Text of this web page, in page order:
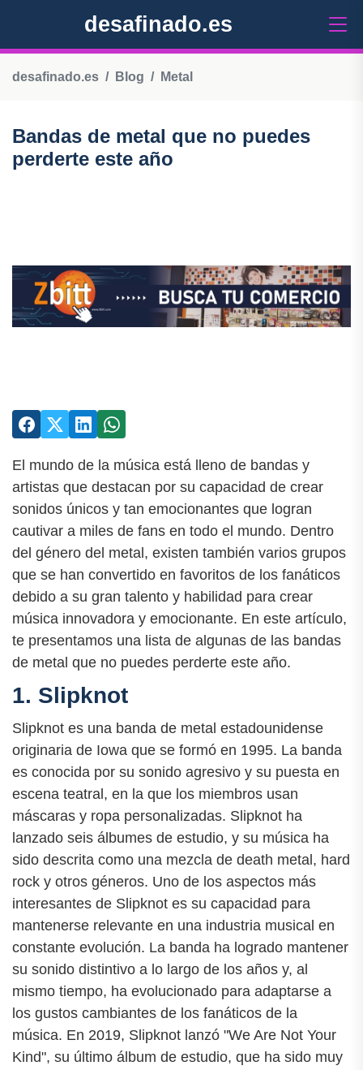
desafinado.es
desafinado.es Blog Metal
Bandas de metal que no puedes
perderte este año
El mundo de la música está lleno de bandas y
artistas que destacan por su capacidad de crear
sonidos únicos y tan emocionantes que logran
cautivar a miles de fans en todo el mundo. Dentro
del género del metal, existen también varios grupos
que se han convertido en favoritos de los fanáticos
debido a su gran talento y habilidad para crear
música innovadora y emocionante. En este artículo,
te presentamos una lista de algunas de las bandas
de metal que no puedes perderte este año.
1. Slipknot
Slipknot es una banda de metal estadounidense
originaria de Iowa que se formó en 1995. La banda
es conocida por su sonido agresivo y su puesta en
escena teatral, en la que los miembros usan
máscaras y ropa personalizadas. Slipknot ha
lanzado seis álbumes de estudio, y su música ha
sido descrita como una mezcla de death metal, hard
rock y otros géneros. Uno de los aspectos más
interesantes de Slipknot es su capacidad para
mantenerse relevante en una industria musical en
constante evolución. La banda ha logrado mantener
su sonido distintivo a lo largo de los años y, al
mismo tiempo, ha evolucionado para adaptarse a
los gustos cambiantes de los fanáticos de la
música. En 2019, Slipknot lanzó "We Are Not Your
Kind", su último álbum de estudio, que ha sido muy